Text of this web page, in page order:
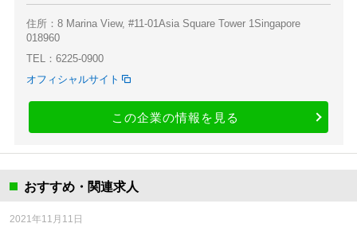
住所：8 Marina View, #11-01Asia Square Tower 1Singapore
018960
TEL：6225-0900
オフィシャルサイト
この企業の情報を見る
おすすめ・関連求人
2021年11月11日